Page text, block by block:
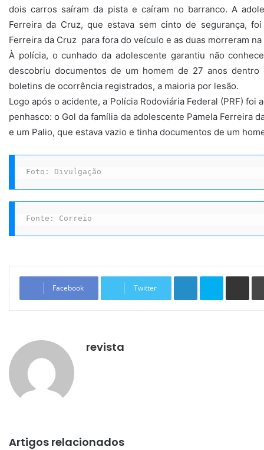
dois carros saíram da pista e caíram no barranco. A
Ferreira da Cruz, que estava sem cinto de segurança,
Ferreira da Cruz para fora do veículo e as duas morreram na
À polícia, o cunhado da adolescente garantiu não
descobriu documentos de um homem de 27 anos
boletins de ocorrência registrados, a maioria por lesão.
Logo após o acidente, a Polícia Rodoviária Federal (PRF)
penhasco: o Gol da família da adolescente Pamela Ferreira
e um Palio, que estava vazio e tinha documentos de um
Foto: Divulgação
Fonte: Correio
Facebook Twitter
Linkedin Skype
revista
Artigos relacionados